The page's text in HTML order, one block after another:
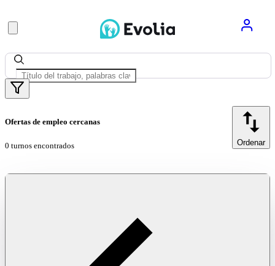
Ofertas de empleo cercanas
0 turnos encontrados Ordenar